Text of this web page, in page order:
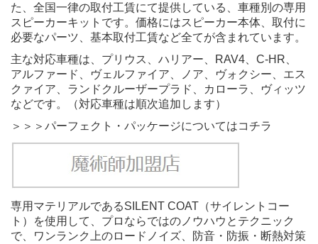
た、全国一律の取付工賃にて提供している、車種別の専用
スピーカーキットです。価格にはスピーカー本体、取付に
必要なパーツ、基本取付工賃など全てが含まれています。
主な対応車種は、プリウス、ハリアー、
RAV4 C-HR
アルファード、ヴェルファイア、ノア、ヴォクシー、エス
クァイア、ランドクルーザープラド、カローラ、ヴィッツ
などです。（対応車種は順次追加します）
＞＞＞パーフェクト・パッケージについてはコチラ
専用マテリアルであるSILENT COAT（サイレントコー
ト）を使用して、プロならではのノウハウとテクニック
で、ワンランク上のロードノイズ、防音・防振・断熱対策